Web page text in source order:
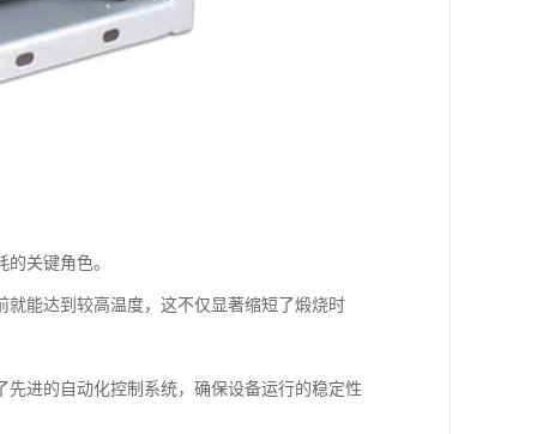
关键角色。
能达到较高温度，这不仅显著缩短了煅烧时
进的自动化控制系统，确保设备运行的稳定性